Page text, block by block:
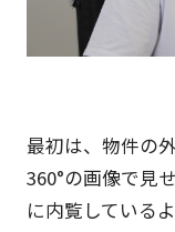
最初は、物件の
360°の画像で見
に内覧している